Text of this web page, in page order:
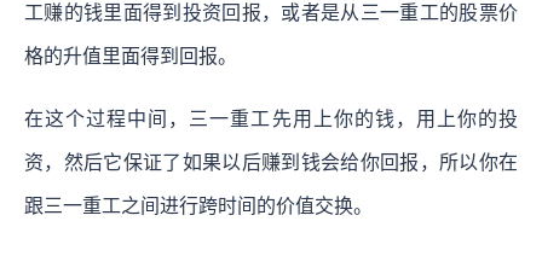
工赚的钱里面得到投资回报，或者是从三一重工的股票价
格的升值里面得到回报。
在这个过程中间，三一重工先用上你的钱，用上你的投
资，然后它保证了如果以后赚到钱会给你回报，所以你在
跟三一重工之间进行跨时间的价值交换。